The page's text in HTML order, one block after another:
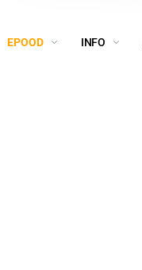
EPOOD INFO